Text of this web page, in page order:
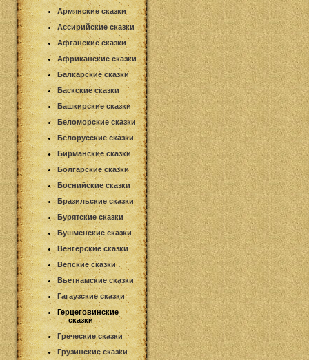
Армянские сказки
Ассирийские сказки
Афганские сказки
Африканские сказки
Балкарские сказки
Баскские сказки
Башкирские сказки
Беломорские сказки
Белорусские сказки
Бирманские сказки
Болгарские сказки
Боснийские сказки
Бразильские сказки
Бурятские сказки
Бушменские сказки
Венгерские сказки
Вепские сказки
Вьетнамские сказки
Гагаузские сказки
Герцеговинские
сказки
Греческие сказки
Грузинские сказки